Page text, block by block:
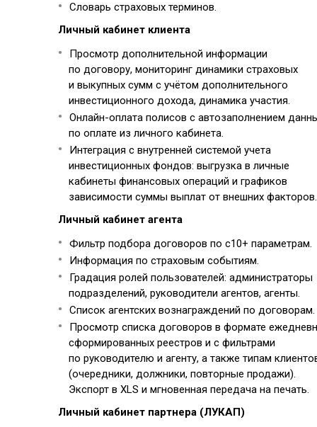
Словарь страховых терминов.
Личный кабинет клиента
Просмотр дополнительной информации
по договору, мониторинг динамики страховых
и выкупных сумм с учётом дополнительного
инвестиционного дохода, динамика участия.
Онлайн-оплата полисов с автозаполнением
по оплате из личного кабинета.
Интеграция с внутренней системой учета
инвестиционных фондов: выгрузка в личные
кабинеты финансовых операций и графиков
зависимости суммы выплат от внешних факторов.
Личный кабинет агента
Фильтр подбора договоров по с10+ параметрам.
Информация по страховым событиям.
Градация ролей пользователей: администраторы
подразделений, руководители агентов, агенты.
Список агентских вознаграждений по договорам.
Просмотр списка договоров в формате
сформированных реестров и с фильтрами
по руководителю и агенту, а также типам
(очередники, должники, повторные продажи).
Экспорт в XLS и мгновенная передача на печать.
Личный кабинет партнера (ЛУКАП)